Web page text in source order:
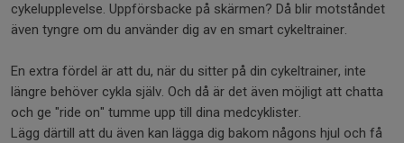
cykelupplevelse. Uppförsbacke på skärmen? Då blir motståndet
även tyngre om du använder dig av en smart cykeltrainer.
En extra fördel är att du, när du sitter på din cykeltrainer, inte
längre behöver cykla själv. Och då är det även möjligt att chatta
och ge "ride on" tumme upp till dina medcyklister.
Lägg därtill att du även kan lägga dig bakom någons hjul och få